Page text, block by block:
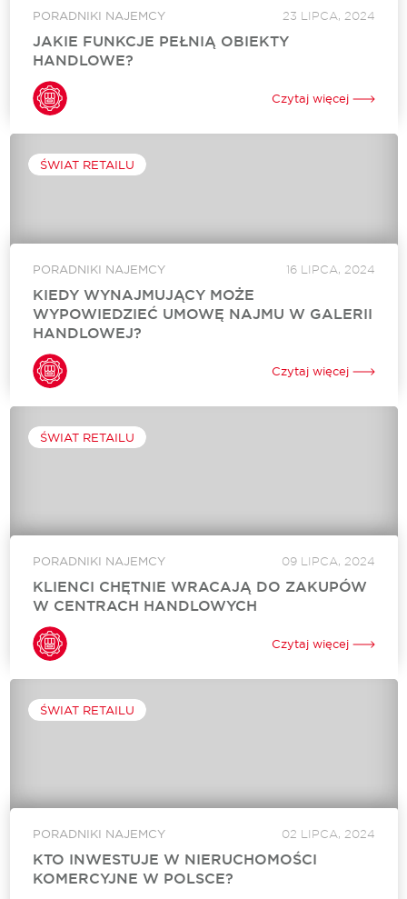
PORADNIKI NAJEMCY 23 LIPCA, 2024
JAKIE FUNKCJE PEŁNIĄ OBIEKTY
HANDLOWE?
Obiekty handlowe, takie jak centra handlowe, odgrywają
istotną rolę w życiu współczesnych społeczności, oferując nie
tylko możliwość dokonywania zakupów, ale także szereg
Czytaj więcej
ŚWIAT RETAILU
PORADNIKI NAJEMCY 16 LIPCA, 2024
KIEDY WYNAJMUJĄCY MOŻE
WYPOWIEDZIEĆ UMOWĘ NAJMU W GALERII
HANDLOWEJ?
Umowa najmu lokalu w galerii handlowej stanowi fundament
relacji biznesowej między właścicielem obiektu a najemcą.
Jednak w pewnych okolicznościach wynajmujący może
Kwestia wypowiedzenia...
Czytaj więcej
ŚWIAT RETAILU
PORADNIKI NAJEMCY 09 LIPCA, 2024
KLIENCI CHĘTNIE WRACAJĄ DO ZAKUPÓW
W CENTRACH HANDLOWYCH
Nie da się ukryć, że handel e-commerce ma wiele korzyści.
Szybkie zakupy bez wychodzenia z domu to marzenie dla
wielu. Wystarczy połączenie internetowe i chwila, by
Czytaj więcej
ŚWIAT RETAILU
PORADNIKI NAJEMCY 02 LIPCA, 2024
KTO INWESTUJE W NIERUCHOMOŚCI
KOMERCYJNE W POLSCE?